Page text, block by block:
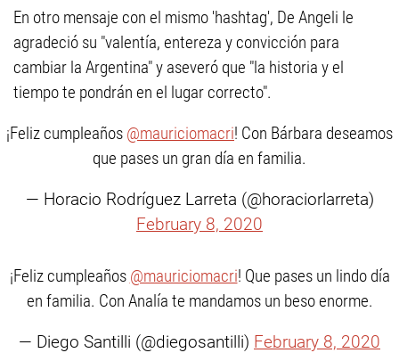
En otro mensaje con el mismo 'hashtag', De Angeli le
agradeció su "valentía, entereza y convicción para
cambiar la Argentina" y aseveró que "la historia y el
tiempo te pondrán en el lugar correcto".
¡Feliz cumpleaños @mauriciomacri! Con Bárbara deseamos
que pases un gran día en familia.
— Horacio Rodríguez Larreta (@horaciorlarreta)
February 8, 2020
¡Feliz cumpleaños @mauriciomacri! Que pases un lindo día
en familia. Con Analía te mandamos un beso enorme.
— Diego Santilli (@diegosantilli) February 8, 2020